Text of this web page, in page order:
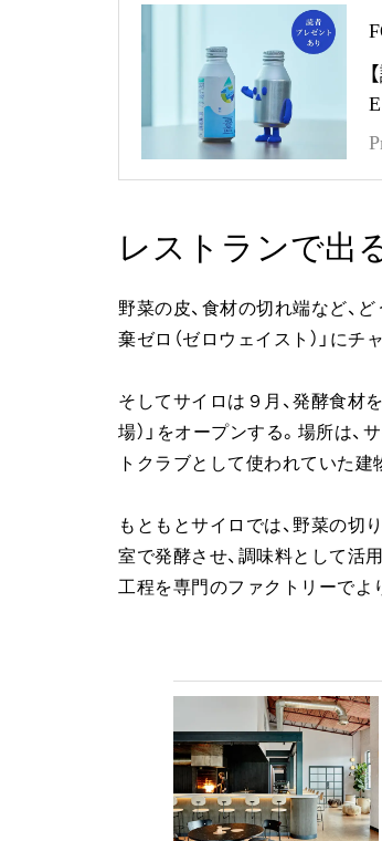
レストランで出
野菜の皮、食材の切れ端など、
棄ゼロ（ゼロウェイスト）」に
そしてサイロは９月、発酵食材
場）」をオープンする。場所は
トクラブとして使われていた建
もともとサイロでは、野菜の切
室で発酵させ、調味料として活
工程を専門のファクトリーでよ